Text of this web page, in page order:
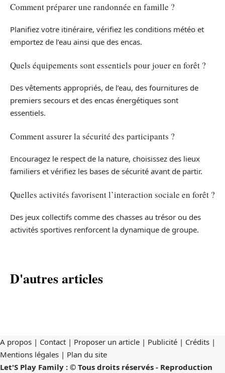
Comment préparer une randonnée en famille ?
Planifiez votre itinéraire, vérifiez les conditions météo et
emportez de l’eau ainsi que des encas.
Quels équipements sont essentiels pour jouer en forêt ?
Des vêtements appropriés, de l’eau, des fournitures de
premiers secours et des encas énergétiques sont
essentiels.
Comment assurer la sécurité des participants ?
Encouragez le respect de la nature, choisissez des lieux
familiers et vérifiez les bases de sécurité avant de partir.
Quelles activités favorisent l’interaction sociale en forêt ?
Des jeux collectifs comme des chasses au trésor ou des
activités sportives renforcent la dynamique de groupe.
D'autres articles
A propos | Contact | Proposer un article | Publicité | Crédits |
Mentions légales | Plan du site
Let'S Play Family : © Tous droits réservés - Reproduction